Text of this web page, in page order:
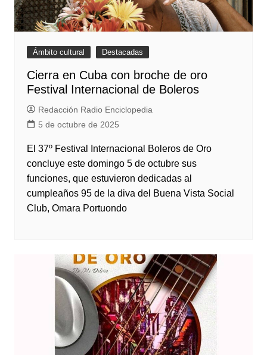
Ámbito cultural Destacadas
Cierra en Cuba con broche de oro
Festival Internacional de Boleros
Redacción Radio Enciclopedia
5 de octubre de 2025
El 37º Festival Internacional Boleros de Oro
concluye este domingo 5 de octubre sus
funciones, que estuvieron dedicadas al
cumpleaños 95 de la diva del Buena Vista Social
Club, Omara Portuondo